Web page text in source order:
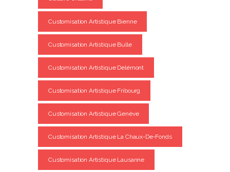
Customisation Artistique Bienne
Customisation Artistique Bulle
Customisation Artistique Delémont
Customisation Artistique Fribourg
Customisation Artistique Genève
Customisation Artistique La Chaux-De-Fonds
Customisation Artistique Lausanne